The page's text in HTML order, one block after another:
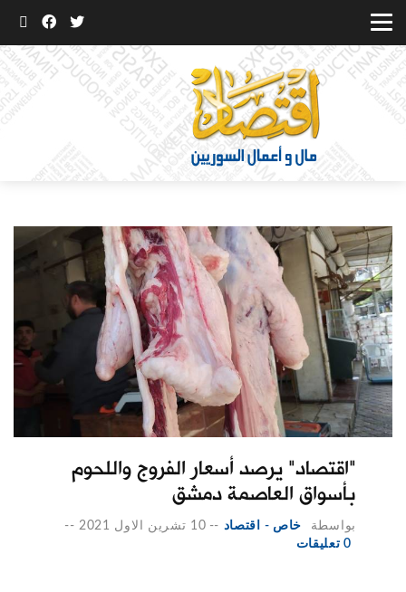
"اقتصاد" يرصد أسعار الفروج واللحوم
بأسواق العاصمة دمشق
بواسطة خاص - اقتصاد -- 10 تشرين الاول 2021
--
0 تعليقات